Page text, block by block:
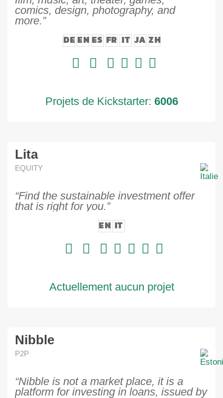
comics, design, photography, and
more.”
DE EN ES FR IT JA ZH
Projets de Kickstarter: 6006
Lita
EQUITY
“Find the sustainable investment offer
that is right for you.”
EN IT
Actuellement aucun projet
Nibble
P2P
“Nibble is not a market place, it is a
platform for investing in loans, issued by